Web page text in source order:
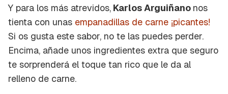
Y para los más atrevidos, Karlos Arguiñano nos
tienta con unas empanadillas de carne ¡picantes!
Si os gusta este sabor, no te las puedes perder.
Encima, añade unos ingredientes extra que seguro
te sorprenderá el toque tan rico que le da al
relleno de carne.